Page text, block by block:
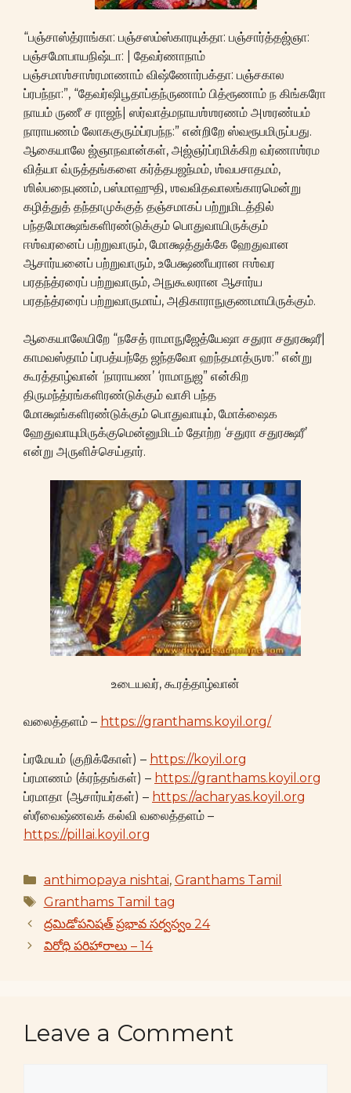
“பஞ்சாஸ்த்ராங்கா: பஞ்சஸம்ஸ்காரயுக்தா: பஞ்சார்த்தஜ்ஞா:
பஞ்சமோபாயநிஷ்டா: | தேவர்ணாநாம்
பஞ்சமாஶ்சாஶ்ரமாணாம் விஷ்ணோர்பக்தா: பஞ்சகால
ப்ரபந்நா:”, “தேவர்ஷிபூதாப்தந்ருணாம் பித்ரூணாம் ந கிங்கரோ
நாயம் ருணீ ச ராஜந்| ஸர்வாத்மநாயஶ்ஶரணம் அஶரண்யம்
நாராயணம் லோககுரும்ப்ரபந்ந:” என்றிறே ஸ்வரூபமிருப்பது.
ஆகையாலே ஜ்ஞாநவான்கள், அஜ்ஞர்ப்ரமிக்கிற வர்ணாஶ்ரம
வித்யா வ்ருத்தங்களை கர்த்தபஜந்மம், ஶ்வபசாதமம்,
ஶில்பநைபுணம், பஸ்மாஹுதி, ஶவவிதவாலங்காரமென்று
கழித்துத் தந்தாமுக்குத் தஞ்சமாகப் பற்றுமிடத்தில்
பந்தமோக்ஷங்களிரண்டுக்கும் பொதுவாயிருக்கும்
ஈஶ்வரனைப் பற்றுவாரும், மோக்ஷத்துக்கே ஹேதுவான
ஆசார்யனைப் பற்றுவாரும், உபேக்ஷணீயரான ஈஶ்வர
பரதந்த்ரரைப் பற்றுவாரும், அநுகூலரான ஆசார்ய
பரதந்த்ரரைப் பற்றுவாருமாய், அதிகாராநுகுணமாயிருக்கும்.
ஆகையாலேயிறே “நசேத் ராமாநுஜேத்யேஷா சதுரா சதுரக்ஷரீ|
காமவஸ்தாம் ப்ரபத்யந்தே ஜந்தவோ ஹந்தமாத்ருஶ:” என்று
கூரத்தாழ்வான் ‘நாராயண’ ‘ராமாநுஜ” என்கிற
திருமந்த்ரங்களிரண்டுக்கும் வாசி பந்த
மோக்ஷங்களிரண்டுக்கும் பொதுவாயும், மோக்ஷைக
ஹேதுவாயுமிருக்குமென்னுமிடம் தோற்ற ‘சதுரா சதுரக்ஷரீ’
என்று அருளிச்செய்தார்.
உடையவர், கூரத்தாழ்வான்
வலைத்தளம் – https://granthams.koyil.org/
ப்ரமேயம் (குறிக்கோள்) – https://koyil.org
ப்ரமாணம் (க்ரந்தங்கள்) – https://granthams.koyil.org
ப்ரமாதா (ஆசார்யர்கள்) – https://acharyas.koyil.org
ஸ்ரீவைஷ்ணவக் கல்வி வலைத்தளம் –
https://pillai.koyil.org
Categories
anthimopaya nishtai, Granthams Tamil
Tags
Granthams Tamil tag
ద్రమిడోపనిషత్ ప్రభావ సర్వస్వం 24
విరోధి పరిహారాలు – 14
Leave a Comment